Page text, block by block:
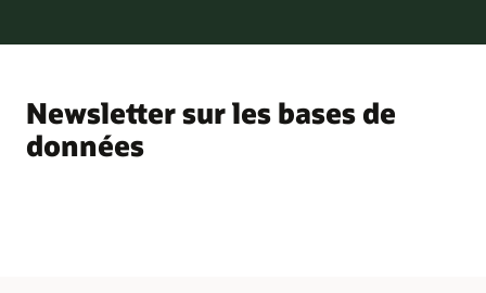
Newsletter sur les bases de
données